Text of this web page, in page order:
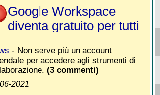
Google Workspace
diventa gratuito per tutti
- Non serve più un account
per accedere agli strumenti di
(3 commenti)
2021